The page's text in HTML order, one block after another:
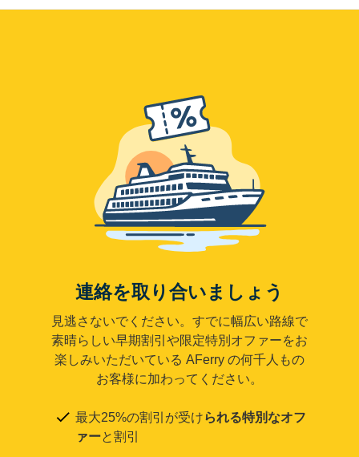
連絡を取り合いましょう
見逃さないでください。すでに幅広い路線で
素晴らしい早期割引や限定特別オファーをお
楽しみいただいている AFerry の何千人もの
お客様に加わってください。
最大25%の割引が受けられる特別なオフ
ァーと割引